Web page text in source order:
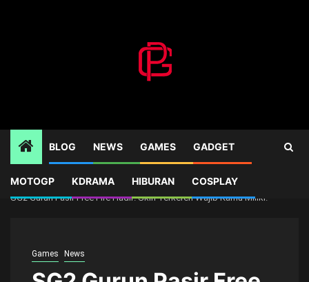
BLOG NEWS GAMES GADGET
MOTOGP KDRAMA HIBURAN COSPLAY
Home
Games
SG2 Gurun Pasir Free Fire Hadir! Skin Terkeren Wajib Kamu Miliki!
Games News